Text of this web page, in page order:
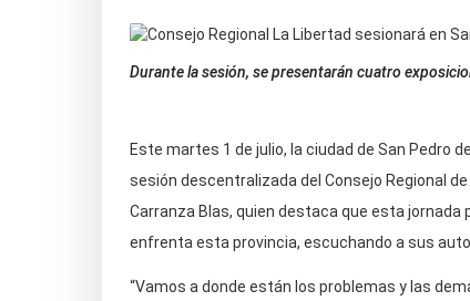
Durante la sesión, se presentarán cuatro
Este martes 1 de julio, la ciudad de San Pedro
sesión descentralizada del Consejo Regional
Carranza Blas, quien destaca que esta
enfrenta esta provincia, escuchando a sus
“Vamos a donde están los problemas y las